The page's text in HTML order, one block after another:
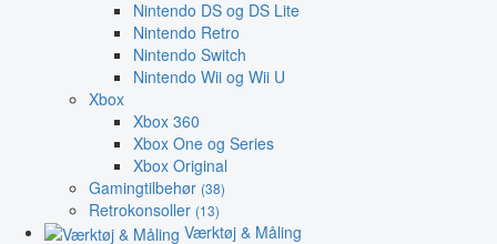
Nintendo DS og DS Lite
Nintendo Retro
Nintendo Switch
Nintendo Wii og Wii U
Xbox
Xbox 360
Xbox One og Series
Xbox Original
Gamingtilbehør (38)
Retrokonsoller (13)
Værktøj & Måling